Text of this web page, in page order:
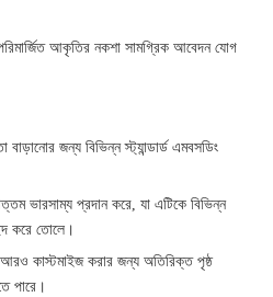
আকৃতির নকশা সামগ্রিক আবেদন যোগ
বাড়ানোর জন্য বিভিন্ন স্ট্যান্ডার্ড এমবসডিং
ভারসাম্য প্রদান করে, যা এটিকে বিভিন্ন
করে তোলে।
আরও কাস্টমাইজ করার জন্য অতিরিক্ত পৃষ্ঠ
পারে।